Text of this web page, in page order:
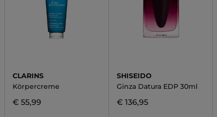
CLARINS
Körpercreme
€ 55,99
SHISEIDO
Ginza Datura EDP 30ml
€ 136,95